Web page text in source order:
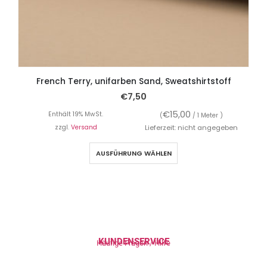
French Terry, unifarben Sand, Sweatshirtstoff
€7,50
Enthält 19% MwSt. (€15,00 / 1 Meter )
zzgl. Versand Lieferzeit: nicht angegeben
AUSFÜHRUNG WÄHLEN
KUNDENSERVICE
Häufige Fragen / Hilfe